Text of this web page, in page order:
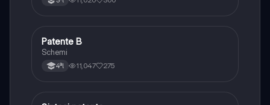
Altro
Patente B
Schemi
4ªl 11,047 275